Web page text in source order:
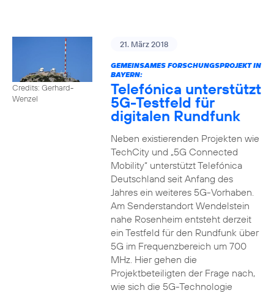
Credits: Gerhard-
Wenzel
21. März 2018
GEMEINSAMES FORSCHUNGSPROJEKT IN
BAYERN:
Telefónica unterstützt
5G-Testfeld für
digitalen Rundfunk
Neben existierenden Projekten wie
TechCity und „5G Connected
Mobility“ unterstützt Telefónica
Deutschland seit Anfang des
Jahres ein weiteres 5G-Vorhaben.
Am Senderstandort Wendelstein
nahe Rosenheim entsteht derzeit
ein Testfeld für den Rundfunk über
5G im Frequenzbereich um 700
MHz. Hier gehen die
Projektbeteiligten der Frage nach,
wie sich die 5G-Technologie